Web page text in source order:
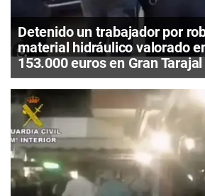
Detenido un trabajador por
material hidráulico valorado
153.000 euros en Gran Tarajal